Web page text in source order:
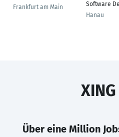
Frankfurt am Main
Software
Hanau
Über eine Million